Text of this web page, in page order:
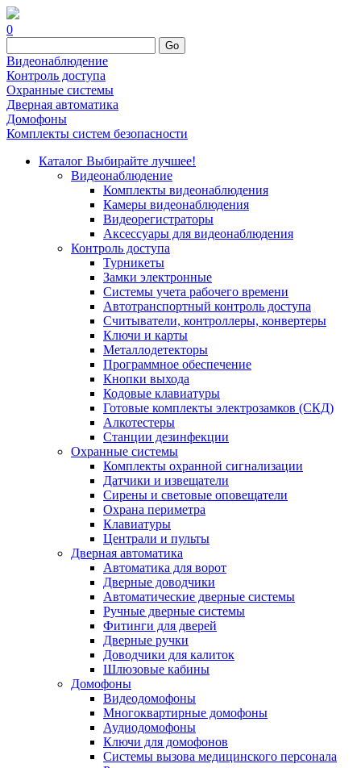
0
Go
Видеонаблюдение
Контроль доступа
Охранные системы
Дверная автоматика
Домофоны
Комплекты систем безопасности
Каталог Выбирайте лучшее!
Видеонаблюдение
Комплекты видеонаблюдения
Камеры видеонаблюдения
Видеорегистраторы
Аксессуары для видеонаблюдения
Контроль доступа
Турникеты
Замки электронные
Системы учета рабочего времени
Автотранспортный контроль доступа
Считыватели, контроллеры, конвертеры
Ключи и карты
Металлодетекторы
Программное обеспечение
Кнопки выхода
Кодовые клавиатуры
Готовые комплекты электрозамков (СКД)
Алкотестеры
Станции дезинфекции
Охранные системы
Комплекты охранной сигнализации
Датчики и извещатели
Сирены и световые оповещатели
Охрана периметра
Клавиатуры
Централи и пульты
Дверная автоматика
Автоматика для ворот
Дверные доводчики
Автоматические дверные системы
Ручные дверные системы
Фитинги для дверей
Дверные ручки
Доводчики для калиток
Шлюзовые кабины
Домофоны
Видеодомофоны
Многоквартирные домофоны
Аудиодомофоны
Ключи для домофонов
Системы вызова медицинского персонала